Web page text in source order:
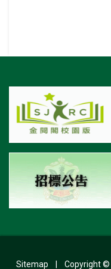
Sitemap | Copyright ©